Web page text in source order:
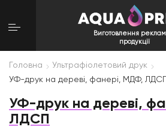
Виготовлення
продукції
Головна
Ультрафіолетовий друк
УФ-друк на дереві, фанері, МДФ, ЛДСП
УФ-друк на дереві,
ЛДСП